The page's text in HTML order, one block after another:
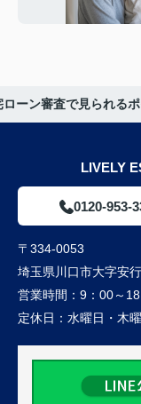
ローン審査で見られる
LIVELY
0120-953-
〒334-0053
埼玉県川口市大字安
営業時間： 9：00～
定休日： 水曜日・木